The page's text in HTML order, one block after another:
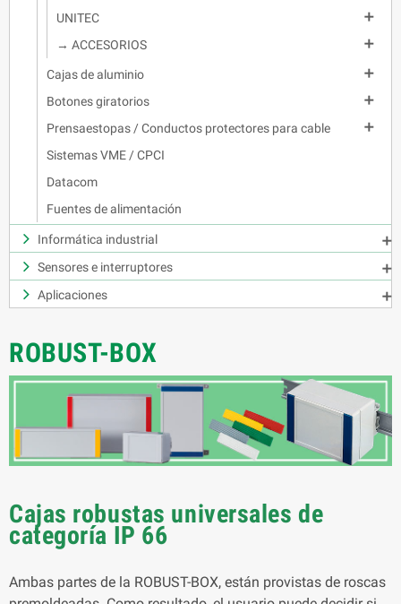
UNITEC

→ ACCESORIOS

Cajas de aluminio

Botones giratorios

Prensaestopas / Conductos protectores para cable

Sistemas VME / CPCI
Datacom
Fuentes de alimentación
Informática industrial

Sensores e interruptores

Aplicaciones

ROBUST-BOX
Cajas robustas universales de
categoría IP 66
Ambas partes de la ROBUST-BOX, están provistas de roscas